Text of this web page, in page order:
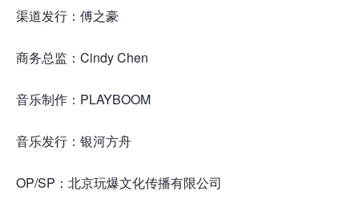
渠道发行：傅之豪
商务总监：Cindy Chen
音乐制作：PLAYBOOM
音乐发行：银河方舟
OP/SP：北京玩爆文化传播有限公司